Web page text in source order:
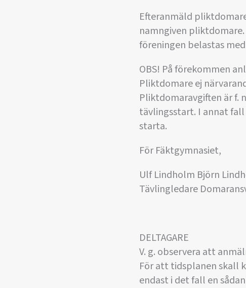
Efteranmäld
namngiven
föreningen belastas
OBS! På förekommen
Pliktdomare ej
Pliktdomaravgiften är f.
tävlingsstart. I annat
starta.
För Fäktgymnasiet,
Ulf Lindholm Björn
Tävlingledare
DELTAGARE
V. g. observera att
För att tidsplanen skall
endast i det fall en